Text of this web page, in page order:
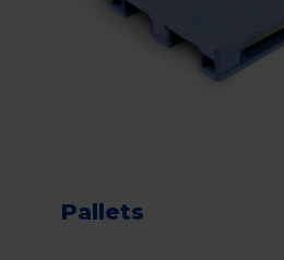
Pallets